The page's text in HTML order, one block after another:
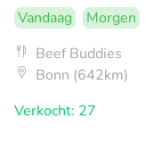
Vandaag Morgen
Beef Buddies
Bonn (642km)
Verkocht: 27